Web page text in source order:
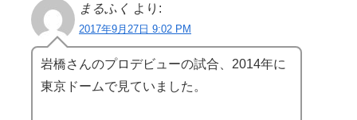
まるふく より:
2017年9月27日 9:02 PM
岩橋さんのプロデビューの試合、2014年に
東京ドームで見ていました。